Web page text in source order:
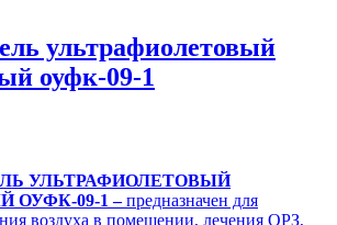
ультрафиолетовый
оуфк-09-1
УЛЬТРАФИОЛЕТОВЫЙ
ОУФК-09-1 –предназначен для
воздуха в помещении, лечения ОРЗ,